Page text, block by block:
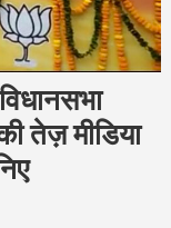
तेज़ मीडिया